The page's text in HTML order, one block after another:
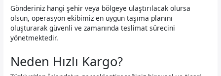
Gönderiniz hangi şehir veya bölgeye ulaştırılacak olursa
olsun, operasyon ekibimiz en uygun taşıma planını
oluşturarak güvenli ve zamanında teslimat sürecini
yönetmektedir.
Neden Hızlı Kargo?